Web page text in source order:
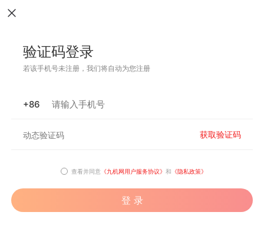
验证码登录
若该手机号未注册，我们将自动为您注册
+86
获取验证码
查看并同意 《九机网用户服务协议》 和 《隐私政策》
登 录